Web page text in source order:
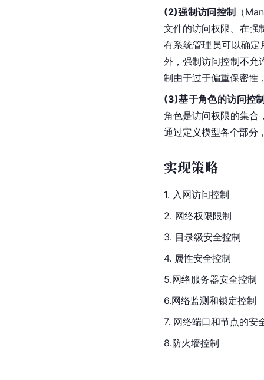
(2)强制访问控制 （
文件的访问权限。在强
有系统管理员可以确
外，强制访问控制不允
制由于过于偏重保密性
(3)基于角色的访问控
角色是访问权限的集合
通过定义模型各个部分
实现策略
1. 入网访问控制
2. 网络权限限制
3. 目录级安全控制
4. 属性安全控制
5.网络服务器安全控制
6.网络监测和锁定控制
7. 网络端口和节点的安
8.防火墙控制